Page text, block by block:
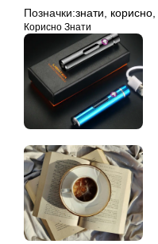
Позначки:знати корисно
Корисно Знати